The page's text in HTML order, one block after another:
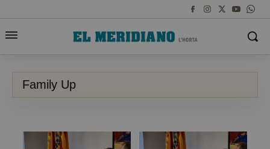
Family Up